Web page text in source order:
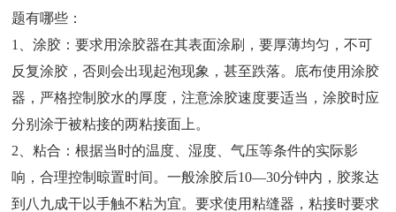
题有哪些：
1、涂胶：要求用涂胶器在其表面涂刷，要厚薄均匀，不可
反复涂胶，否则会出现起泡现象，甚至跌落。底布使用涂胶
器，严格控制胶水的厚度，注意涂胶速度要适当，涂胶时应
分别涂于被粘接的两粘接面上。
2、粘合：根据当时的温度、湿度、气压等条件的实际影
响，合理控制晾置时间。一般涂胶后10—30分钟内，胶浆达
到八九成干以手触不粘为宜。要求使用粘缝器，粘接时要求